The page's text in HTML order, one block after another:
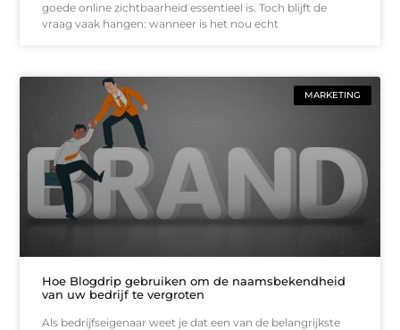
goede online zichtbaarheid essentieel is. Toch blijft de
vraag vaak hangen: wanneer is het nou echt
MARKETING
Hoe Blogdrip gebruiken om de naamsbekendheid
van uw bedrijf te vergroten
Als bedrijfseigenaar weet je dat een van de belangrijkste